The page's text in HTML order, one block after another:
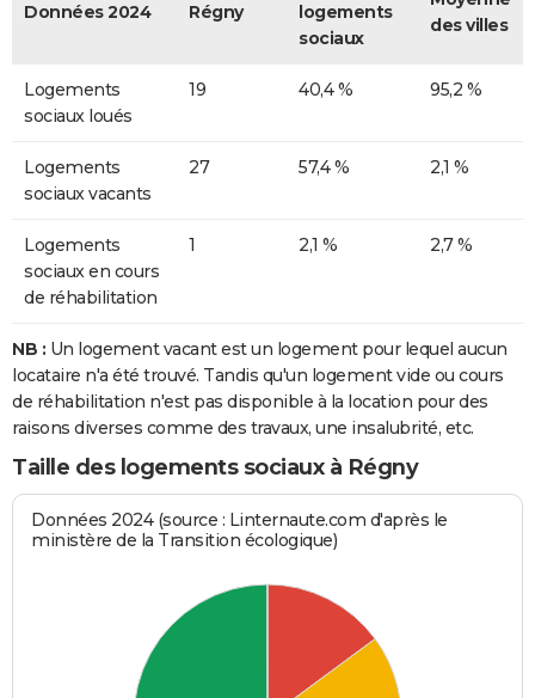
Données 2024 Régny
logements
sociaux
des villes
Logements
sociaux loués
19 40,4 % 95,2 %
Logements
sociaux vacants
27 57,4 % 2,1 %
Logements
sociaux en cours
de réhabilitation
1 2,1 % 2,7 %
NB : Un logement vacant est un logement pour lequel aucun
locataire n'a été trouvé. Tandis qu'un logement vide ou cours
de réhabilitation n'est pas disponible à la location pour des
raisons diverses comme des travaux, une insalubrité, etc.
Taille des logements sociaux à Régny
Données 2024 (source : Linternaute.com d'après le
ministère de la Transition écologique)